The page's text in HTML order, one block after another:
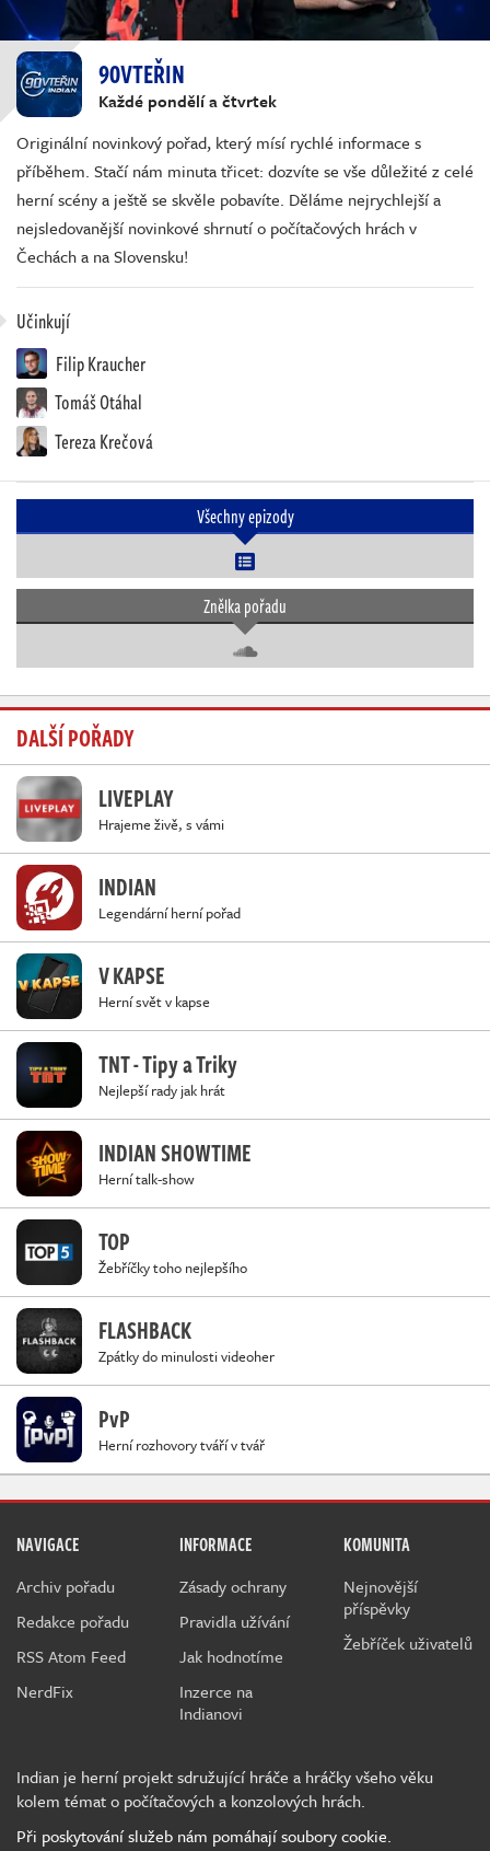
90VTEŘIN
Každé pondělí a čtvrtek
Originální novinkový pořad, který mísí rychlé informace s
příběhem. Stačí nám minuta třicet: dozvíte se vše důležité z celé
herní scény a ještě se skvěle pobavíte. Děláme nejrychlejší a
nejsledovanější novinkové shrnutí o počítačových hrách v
Čechách a na Slovensku!
Učinkují
Filip Kraucher
Tomáš Otáhal
Tereza Krečová
Všechny epizody
Znělka pořadu
DALŠÍ POŘADY
LIVEPLAY
Hrajeme živě, s vámi
INDIAN
Legendární herní pořad
V KAPSE
Herní svět v kapse
TNT - Tipy a Triky
Nejlepší rady jak hrát
INDIAN SHOWTIME
Herní talk-show
TOP
Žebříčky toho nejlepšího
FLASHBACK
Zpátky do minulosti videoher
PvP
Herní rozhovory tváří v tvář
NAVIGACE
Archiv pořadu
Redakce pořadu
RSS Atom Feed
NerdFix
INFORMACE
Zásady ochrany
Pravidla užívání
Jak hodnotíme
Inzerce na
Indianovi
KOMUNITA
Nejnovější
příspěvky
Žebříček uživatelů
Indian je herní projekt sdružující hráče a hráčky všeho věku
kolem témat o počítačových a konzolových hrách.
Při poskytování služeb nám pomáhají soubory cookie.